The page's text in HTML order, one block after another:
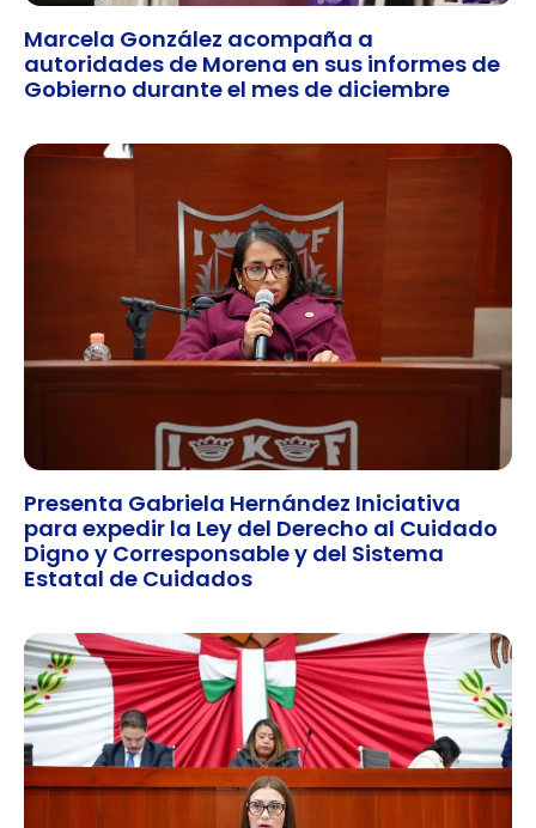
Marcela González acompaña a
autoridades de Morena en sus informes de
Gobierno durante el mes de diciembre
Presenta Gabriela Hernández Iniciativa
para expedir la Ley del Derecho al Cuidado
Digno y Corresponsable y del Sistema
Estatal de Cuidados